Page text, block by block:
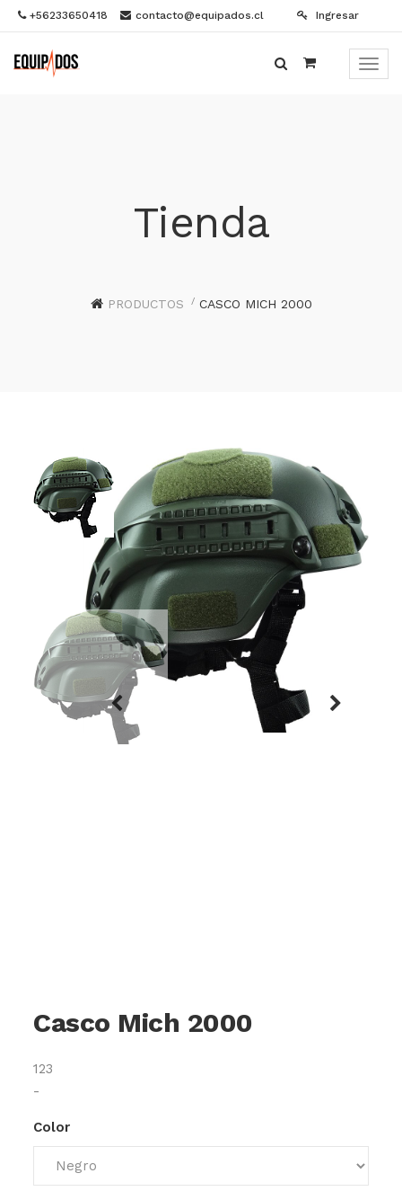
+56233650418 contacto@equipados.cl Ingresar
Menú
Tienda
PRODUCTOS CASCO MICH 2000
Previous Next
Casco Mich 2000
123
-
Color